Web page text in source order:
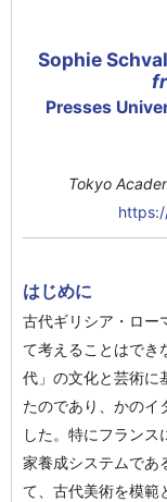
Sophie
Presses
Tokyo
はじめに
古代ギリシア・ロー
て考えることはでき
代」の文化と芸術に
たのであり、かのイ
した。特にフラン
家養成システムであ
て、古代美術を模範